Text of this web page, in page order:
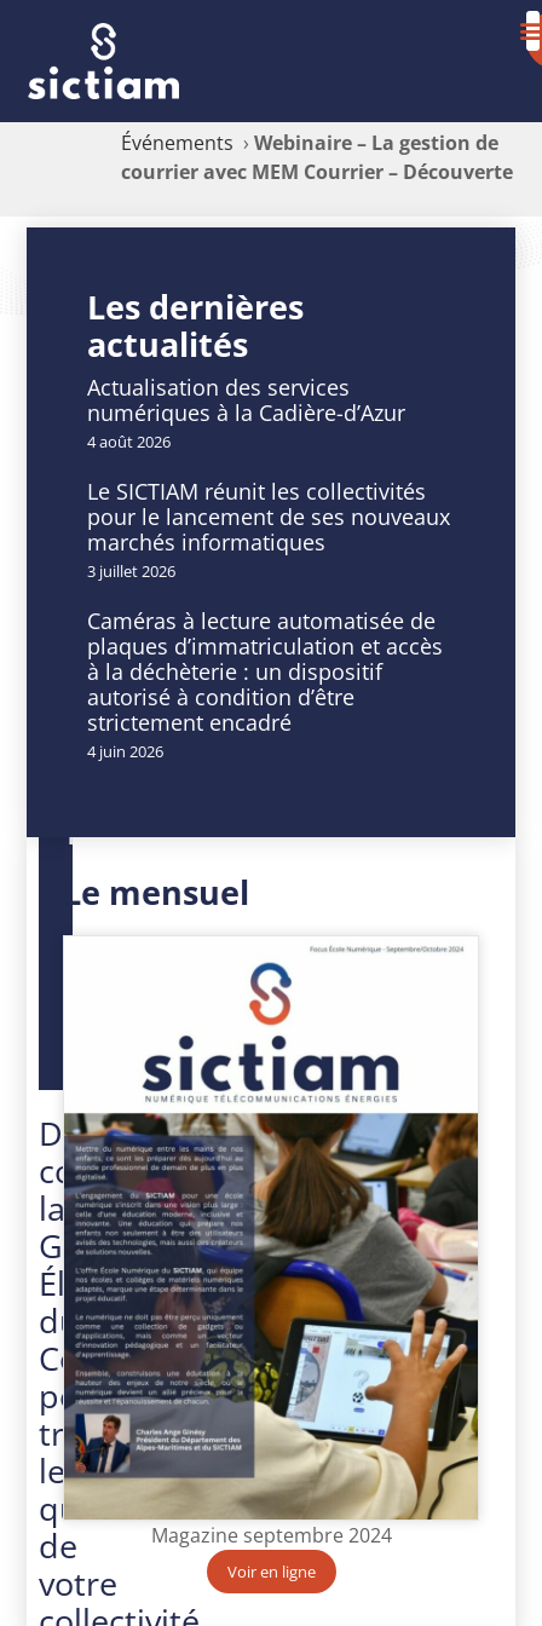
Événements › Webinaire – La gestion de
courrier avec MEM Courrier – Découverte
gestion
courrier
avec
MEM
Courrier
Découverte
DATE
Juin
Expiré!
HEURE
h
min
Découvrez
comment
la
Gestion
Électronique
du
Courrier
peut
transformer
le
quotidien
de
votre
Les dernières
actualités
Actualisation des services
numériques à la Cadière-d’Azur
4 août 2026
Le SICTIAM réunit les collectivités
pour le lancement de ses nouveaux
marchés informatiques
3 juillet 2026
Caméras à lecture automatisée de
plaques d’immatriculation et accès
à la déchèterie : un dispositif
autorisé à condition d’être
strictement encadré
4 juin 2026
Le mensuel
Magazine septembre 2024
Voir en ligne